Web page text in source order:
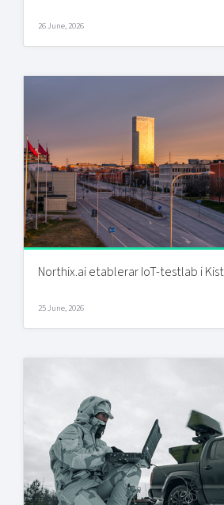
26 June, 2026
Northix.ai etablerar IoT-testlab i
25 June, 2026